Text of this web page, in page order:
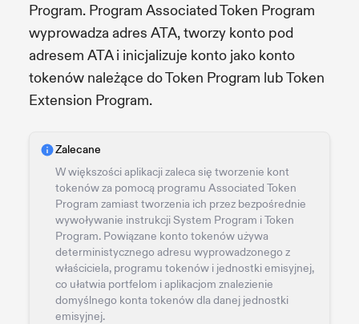
Program. Program Associated Token Program
wyprowadza adres ATA, tworzy konto pod
adresem ATA i inicjalizuje konto jako konto
tokenów należące do Token Program lub Token
Extension Program.
Zalecane
W większości aplikacji zaleca się tworzenie kont
tokenów za pomocą programu Associated Token
Program zamiast tworzenia ich przez bezpośrednie
wywoływanie instrukcji System Program i Token
Program. Powiązane konto tokenów używa
deterministycznego adresu wyprowadzonego z
właściciela, programu tokenów i jednostki emisyjnej,
co ułatwia portfelom i aplikacjom znalezienie
domyślnego konta tokenów dla danej jednostki
emisyjnej.